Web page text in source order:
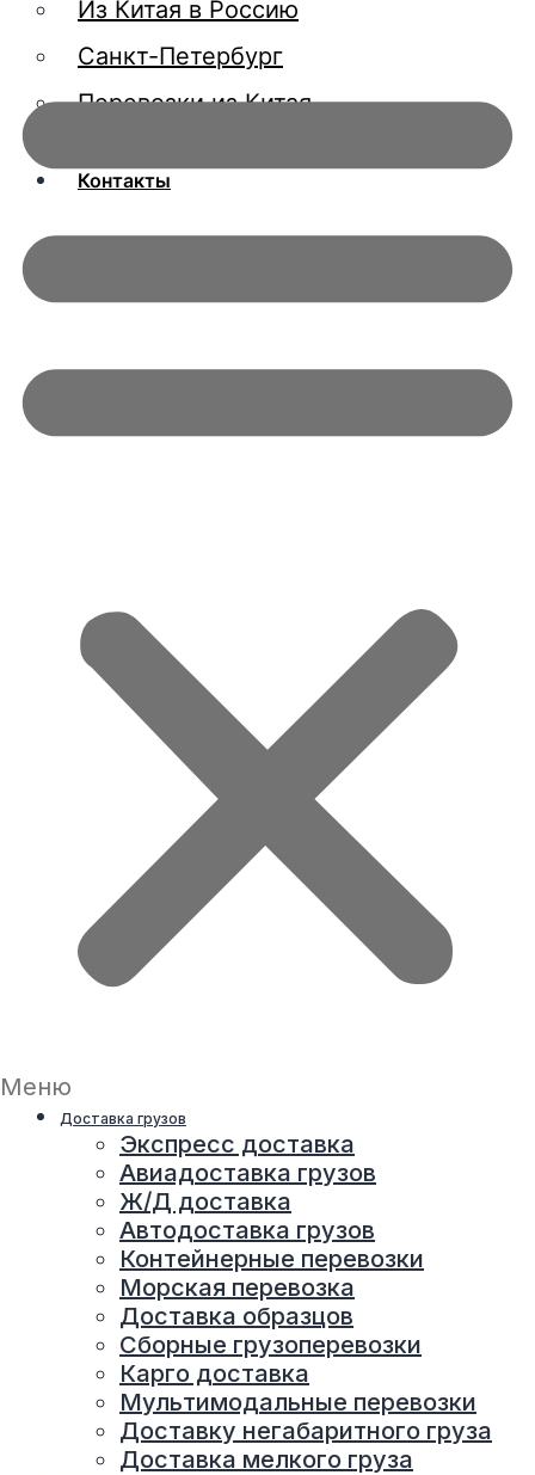
Из Китая в Россию
Санкт-Петербург
Перевозки из Китая
Контакты
Меню
Доставка грузов
Экспресс доставка
Авиадоставка грузов
Ж/Д доставка
Автодоставка грузов
Контейнерные перевозки
Морская перевозка
Доставка образцов
Сборные грузоперевозки
Карго доставка
Мультимодальные перевозки
Доставку негабаритного груза
Доставка мелкого груза